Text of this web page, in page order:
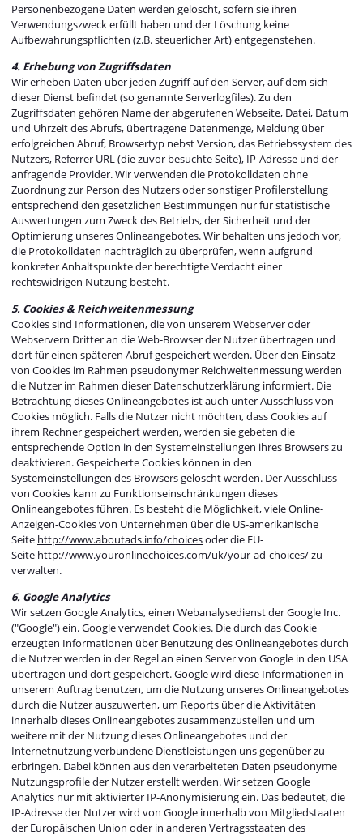
Personenbezogene Daten werden gelöscht, sofern sie ihren
Verwendungszweck erfüllt haben und der Löschung keine
Aufbewahrungspflichten (z.B. steuerlicher Art) entgegenstehen.
4. Erhebung von Zugriffsdaten
Wir erheben Daten über jeden Zugriff auf den Server, auf dem sich
dieser Dienst befindet (so genannte Serverlogfiles). Zu den
Zugriffsdaten gehören Name der abgerufenen Webseite, Datei, Datum
und Uhrzeit des Abrufs, übertragene Datenmenge, Meldung über
erfolgreichen Abruf, Browsertyp nebst Version, das Betriebssystem des
Nutzers, Referrer URL (die zuvor besuchte Seite), IP-Adresse und der
anfragende Provider. Wir verwenden die Protokolldaten ohne
Zuordnung zur Person des Nutzers oder sonstiger Profilerstellung
entsprechend den gesetzlichen Bestimmungen nur für statistische
Auswertungen zum Zweck des Betriebs, der Sicherheit und der
Optimierung unseres Onlineangebotes. Wir behalten uns jedoch vor,
die Protokolldaten nachträglich zu überprüfen, wenn aufgrund
konkreter Anhaltspunkte der berechtigte Verdacht einer
rechtswidrigen Nutzung besteht.
5. Cookies & Reichweitenmessung
Cookies sind Informationen, die von unserem Webserver oder
Webservern Dritter an die Web-Browser der Nutzer übertragen und
dort für einen späteren Abruf gespeichert werden. Über den Einsatz
von Cookies im Rahmen pseudonymer Reichweitenmessung werden
die Nutzer im Rahmen dieser Datenschutzerklärung informiert. Die
Betrachtung dieses Onlineangebotes ist auch unter Ausschluss von
Cookies möglich. Falls die Nutzer nicht möchten, dass Cookies auf
ihrem Rechner gespeichert werden, werden sie gebeten die
entsprechende Option in den Systemeinstellungen ihres Browsers zu
deaktivieren. Gespeicherte Cookies können in den
Systemeinstellungen des Browsers gelöscht werden. Der Ausschluss
von Cookies kann zu Funktionseinschränkungen dieses
Onlineangebotes führen. Es besteht die Möglichkeit, viele Online-
Anzeigen-Cookies von Unternehmen über die US-amerikanische
Seite http://www.aboutads.info/choicesoder die EU-
Seite http://www.youronlinechoices.com/uk/your-ad-choices/zu
verwalten.
6. Google Analytics
Wir setzen Google Analytics, einen Webanalysedienst der Google Inc.
("Google") ein. Google verwendet Cookies. Die durch das Cookie
erzeugten Informationen über Benutzung des Onlineangebotes durch
die Nutzer werden in der Regel an einen Server von Google in den USA
übertragen und dort gespeichert. Google wird diese Informationen in
unserem Auftrag benutzen, um die Nutzung unseres Onlineangebotes
durch die Nutzer auszuwerten, um Reports über die Aktivitäten
innerhalb dieses Onlineangebotes zusammenzustellen und um
weitere mit der Nutzung dieses Onlineangebotes und der
Internetnutzung verbundene Dienstleistungen uns gegenüber zu
erbringen. Dabei können aus den verarbeiteten Daten pseudonyme
Nutzungsprofile der Nutzer erstellt werden. Wir setzen Google
Analytics nur mit aktivierter IP-Anonymisierung ein. Das bedeutet, die
IP-Adresse der Nutzer wird von Google innerhalb von Mitgliedstaaten
der Europäischen Union oder in anderen Vertragsstaaten des